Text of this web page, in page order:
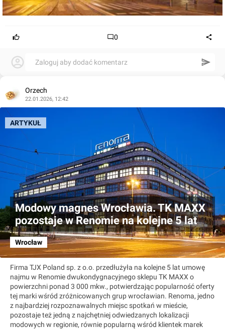
0
Zaloguj aby dodać komentarz
Orzech
22.01.2026, 12:42
Modowy magnes Wrocławia. TK MAXX
pozostaje w Renomie na kolejne 5 lat
Wrocław
ARTYKUŁ
Firma TJX Poland sp. z o.o. przedłużyła na kolejne 5 lat umowę
najmu w Renomie dwukondygnacyjnego sklepu TK MAXX o
powierzchni ponad 3 000 mkw., potwierdzając popularność oferty
tej marki wśród zróżnicowanych grup wrocławian. Renoma, jedno
z najbardziej rozpoznawalnych miejsc spotkań w mieście,
pozostaje też jedną z najchętniej odwiedzanych lokalizacji
modowych w regionie, równie popularną wśród klientek marek